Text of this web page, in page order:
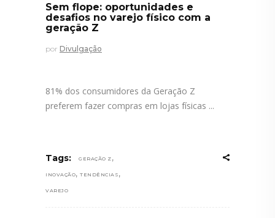
Sem flope: oportunidades e
desafios no varejo físico com a
geração Z
por Divulgação
81% dos consumidores da Geração Z
preferem fazer compras em lojas físicas
Tags: GERAÇÃO Z ,
INOVAÇÃO, TENDÊNCIAS ,
VAREJO